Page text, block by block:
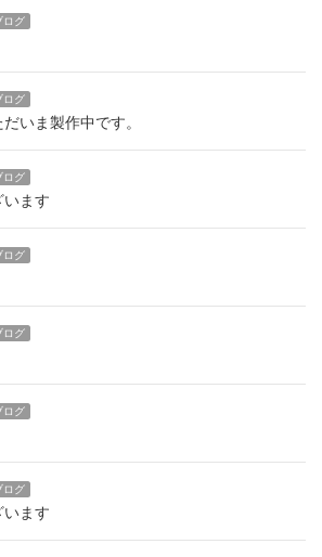
ログ
ログ
いま製作中です。
ログ
います
ログ
ログ
ログ
ログ
います